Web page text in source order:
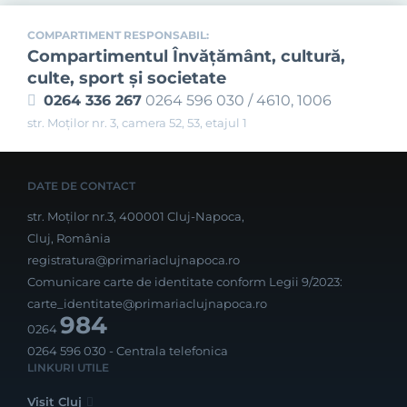
COMPARTIMENT RESPONSABIL:
Compartimentul Învăţământ, cultură,
culte, sport şi societate
0264 336 267 0264 596 030 / 4610, 1006
str. Moților nr. 3, camera 52, 53, etajul 1
DATE DE CONTACT
str. Moților nr.3, 400001 Cluj-Napoca,
Cluj, România
registratura@primariaclujnapoca.ro
Comunicare carte de identitate conform Legii 9/2023:
carte_identitate@primariaclujnapoca.ro
0264984
0264 596 030 - Centrala telefonica
LINKURI UTILE
Visit Cluj